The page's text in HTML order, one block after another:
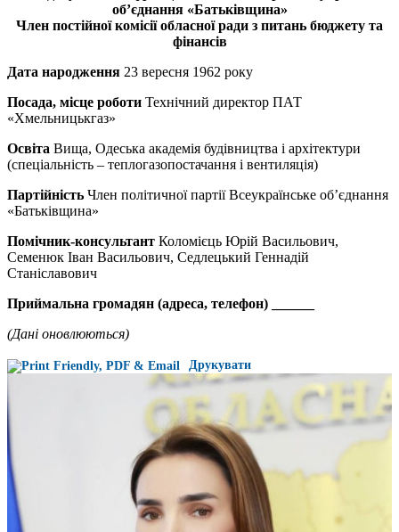
об’єднання «Батьківщина»
Член постійної комісії обласної ради з питань бюджету та
фінансів
Дата народження 23 вересня 1962 року
Посада, місце роботи Технічний директор ПАТ
«Хмельницькгаз»
Освіта Вища, Одеська академія будівництва і архітектури
(спеціальність – теплогазопостачання і вентиляція)
Партійність Член політичної партії Всеукраїнське об’єднання
«Батьківщина»
Помічник-консультант Коломієць Юрій Васильович,
Семенюк Іван Васильович, Седлецький Геннадій
Станіславович
Приймальна громадян (адреса, телефон) ______
(Дані оновлюються)
Друкувати